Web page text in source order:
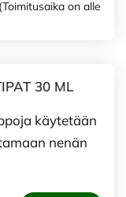
on alle
30 ML
käytetään
nenän